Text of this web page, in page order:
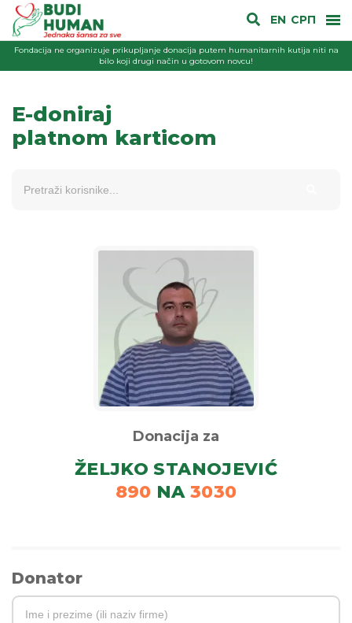
EN СРП
Fondacija ne organizuje prikupljanje donacija putem humanitarnih kutija niti na
bilo koji drugi način u gotovom novcu!
E-doniraj
platnom karticom
Donacija za
ŽELJKO STANOJEVIĆ
890 NA 3030
Donator